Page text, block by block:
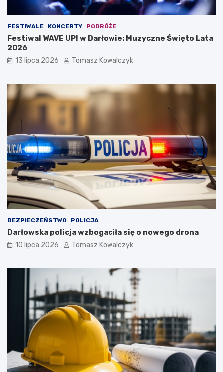
FESTIWALE KONCERTY PODRÓŻE
Festiwal WAVE UP! w Darłowie: Muzyczne Święto Lata
2026
13 lipca 2026 Tomasz Kowalczyk
BEZPIECZEŃSTWO POLICJA
Darłowska policja wzbogaciła się o nowego drona
10 lipca 2026 Tomasz Kowalczyk